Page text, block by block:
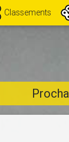
Classements